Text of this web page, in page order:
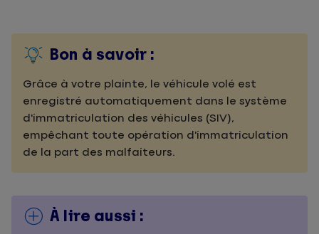
Bon à savoir :
Grâce à votre plainte, le véhicule volé est
enregistré automatiquement dans le système
d'immatriculation des véhicules (SIV),
empêchant toute opération d'immatriculation
de la part des malfaiteurs.
À lire aussi :